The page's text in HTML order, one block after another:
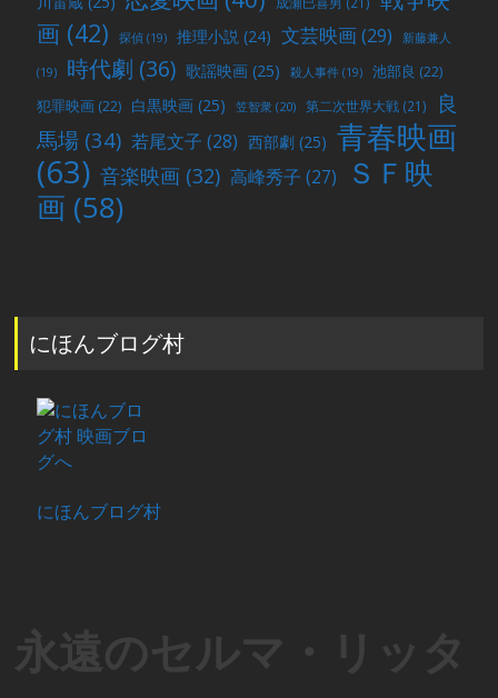
画 (42) 探偵 (19) 推理小説 (24) 文芸映画(29) 新藤兼人
(19) 時代劇 (36) 歌謡映画 (25) 殺人事件 (19) 池部良 (22)
犯罪映画 (22) 白黒映画 (25) 笠智衆 (20) 第二次世界大戦 (21)
良
馬場 (34) 若尾文子 (28) 西部劇 (25) 青春映画
(63) 音楽映画 (32) 高峰秀子 (27)
ＳＦ映
画 (58)
にほんブログ村
にほんブログ村
永遠のセルマ・リッタ